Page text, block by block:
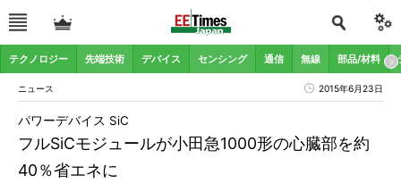
テクノロジー 先端技術 デバイス センシング 通信 無線 部品/材料
ニュース 2015年6月23日
フルSiCモジュールが小田急1000形の心臓部を約
40％省エネに
パワーデバイス SiC